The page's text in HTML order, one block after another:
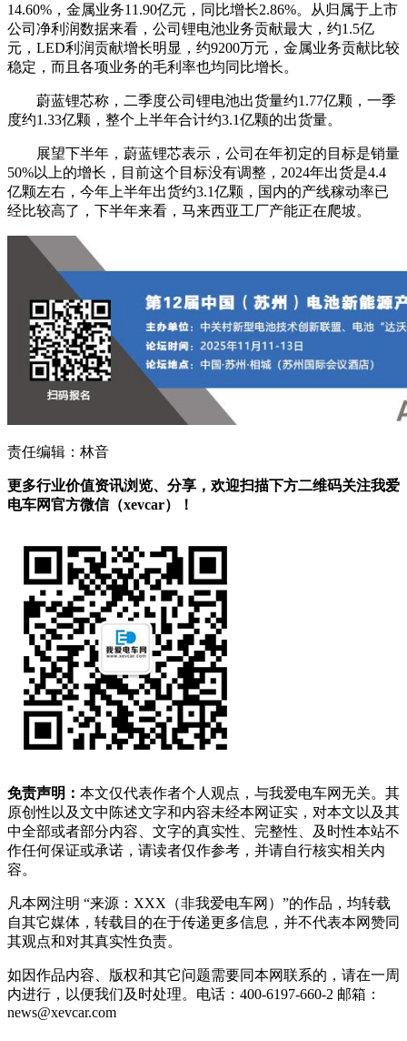
14.60%，金属业务11.90亿元，同比增长2.86%。从归属于上市
公司净利润数据来看，公司锂电池业务贡献最大，约1.5亿
元，LED利润贡献增长明显，约9200万元，金属业务贡献比较
稳定，而且各项业务的毛利率也均同比增长。
蔚蓝锂芯称，二季度公司锂电池出货量约1.77亿颗，一季
度约1.33亿颗，整个上半年合计约3.1亿颗的出货量。
展望下半年，蔚蓝锂芯表示，公司在年初定的目标是销量
50%以上的增长，目前这个目标没有调整，2024年出货是4.4
亿颗左右，今年上半年出货约3.1亿颗，国内的产线稼动率已
经比较高了，下半年来看，马来西亚工厂产能正在爬坡。
责任编辑：林音
更多行业价值资讯浏览、分享，欢迎扫描下方二维码关注我爱
电车网官方微信（xevcar）！
免责声明： 本文仅代表作者个人观点，与我爱电车网无关。其
原创性以及文中陈述文字和内容未经本网证实，对本文以及其
中全部或者部分内容、文字的真实性、完整性、及时性本站不
作任何保证或承诺，请读者仅作参考，并请自行核实相关内
容。
凡本网注明 “来源：XXX（非我爱电车网）”的作品，均转载
自其它媒体，转载目的在于传递更多信息，并不代表本网赞同
其观点和对其真实性负责。
如因作品内容、版权和其它问题需要同本网联系的，请在一周
内进行，以便我们及时处理。电话：400-6197-660-2 邮箱：
news@xevcar.com